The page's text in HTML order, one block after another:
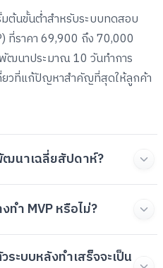
ต้นขั้นต่ำสำหรับระบบทดสอบ
ที่ราคา 69,900 ถึง 70,000
พัฒนาประมาณ 10 วันทำการ
ยวที่แก้ปัญหาสำคัญที่สุดให้ลูกค้า
ฒนาเฉลี่่ยสัปดาห์?
ทำ MVP หรือไม่?
ะบบหลังทำเสร็จจะเป็น